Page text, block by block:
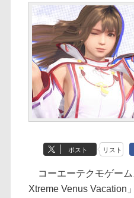
ポスト リスト
コーエーテクモゲーム
Xtreme Venus Vacation